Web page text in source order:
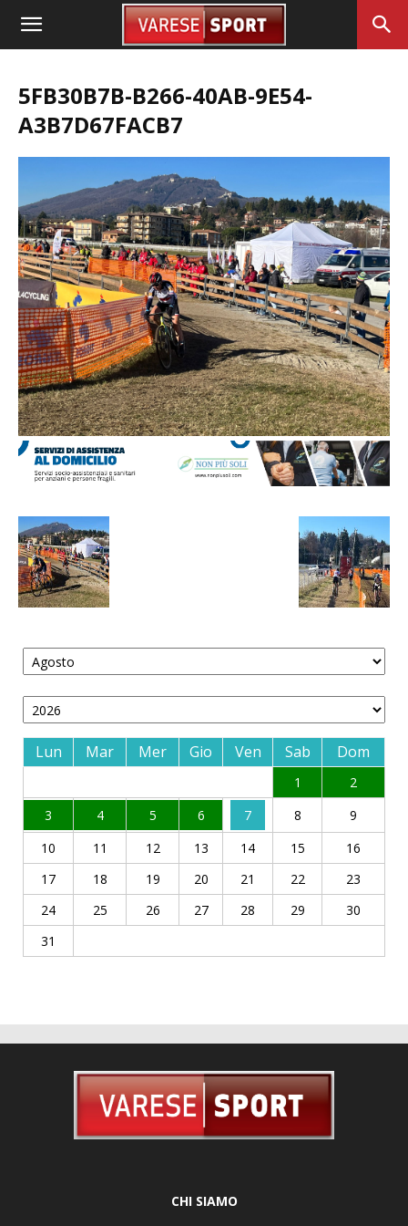
5FB30B7B-B266-40AB-9E54-
A3B7D67FACB7
Lun Mar Mer Gio Ven Sab Dom
1
2
3
4 5 6 7 8
9
10
11 12 13 14 15
16
17
18 19 20 21 22
23
24
25 26 27 28 29
30
31
CHI SIAMO